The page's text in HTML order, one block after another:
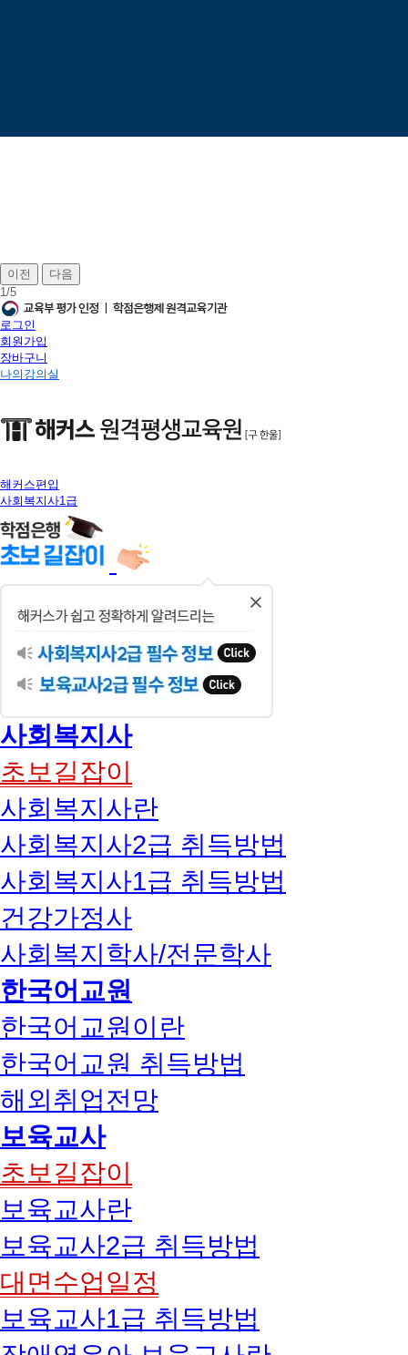
이전
다음
1/5
로그인
회원가입
장바구니
나의강의실
해커스편입
사회복지사1급
사회복지사
초보길잡이
사회복지사란
사회복지사2급 취득방법
사회복지사1급 취득방법
건강가정사
사회복지학사/전문학사
한국어교원
한국어교원이란
한국어교원 취득방법
해외취업전망
보육교사
초보길잡이
보육교사란
보육교사2급 취득방법
대면수업일정
보육교사1급 취득방법